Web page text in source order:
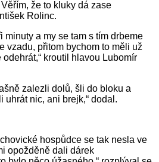
že to kluky dá zase
Rolinc.
minuty a my se tam s tím drbeme
vzadu, přitom bychom to měli už
kroutil hlavou Lubomír
zalezli dolů, šli do bloku a
nic, ani brejk,“ dodal.
hospůdce se tak nesla ve
opožděně dali dárek